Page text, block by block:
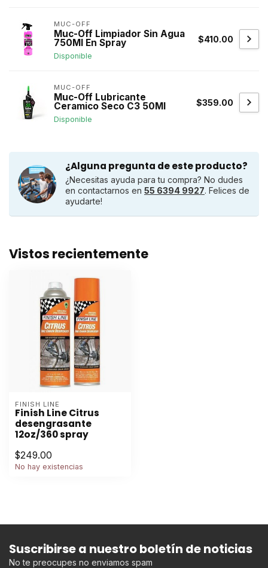
MUC-OFF
Muc-Off Limpiador Sin Agua
750Ml En Spray
Disponible
$410.00
MUC-OFF
Muc-Off Lubricante
Ceramico Seco C3 50Ml
Disponible
$359.00
¿Alguna pregunta de este producto?
¿Necesitas ayuda para tu compra? No dudes
en contactarnos en 55 6394 9927. Felices de
ayudarte!
Vistos recientemente
FINISH LINE
Finish Line Citrus
desengrasante
12oz/360 spray
$249.00
No hay existencias
Suscribirse a nuestro boletín de noticias
No te preocupes no enviamos spam